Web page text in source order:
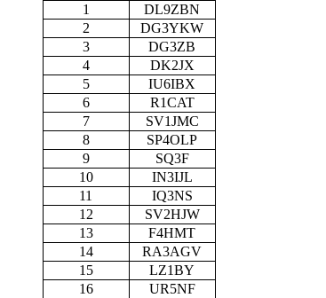
1
DL9ZBN
2
DG3YKW
3
DG3ZB
4
DK2JX
5
IU6IBX
6
R1CAT
7
SV1JMC
8
SP4OLP
9
SQ3F
10
IN3IJL
11
IQ3NS
12
SV2HJW
13
F4HMT
14
RA3AGV
15
LZ1BY
16
UR5NF